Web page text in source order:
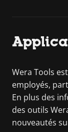
Wera Tools
employés,
En plus des
des outils
nouveautés